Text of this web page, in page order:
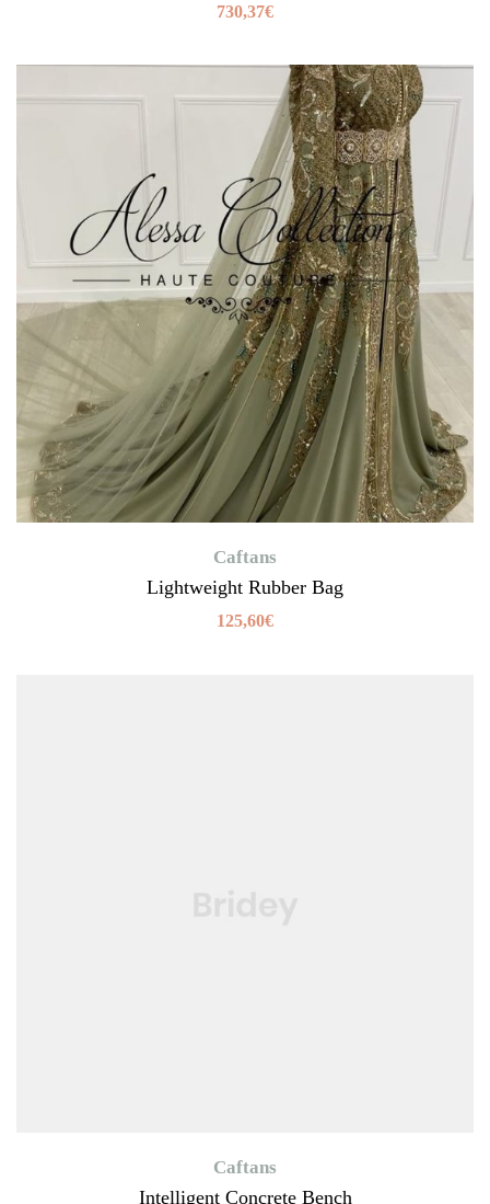
730,37€
Caftans
Lightweight Rubber Bag
125,60€
Caftans
Intelligent Concrete Bench